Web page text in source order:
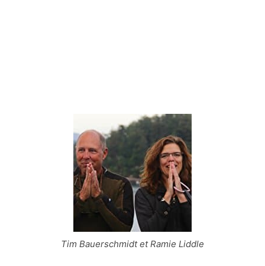
Tim Bauerschmidt et Ramie Liddle